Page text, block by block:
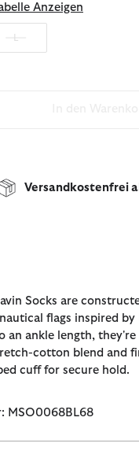
Anzeigen
Versandkostenfrei
Socks are
flags inspired
an ankle length,
cotton blend and
cuff for secure hold.
MSO0068BL68